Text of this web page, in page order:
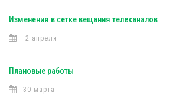
Изменения в сетке вещания телеканалов
2 апреля
Плановые работы
30 марта